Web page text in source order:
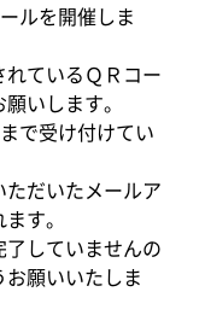
ルを開催しま
ているＱＲコー
いします。
で受け付けてい
だいたメールア
す。
していませんの
願いいたしま